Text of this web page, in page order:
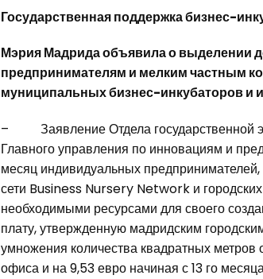
Государственная поддержка бизнес-
Мэрия Мадрида объявила о выделении
предпринимателям и мелким частным
муниципальных бизнес-инкубаторов и
– Заявление Отдела государственной
Главного управления по инновациям и
месяц индивидуальных
сети Business Nursery Network и
необходимыми ресурсами для своего
плату, утвержденную мадридским
умножения количества квадратных
офиса и на 9,53 евро начиная с 13 го